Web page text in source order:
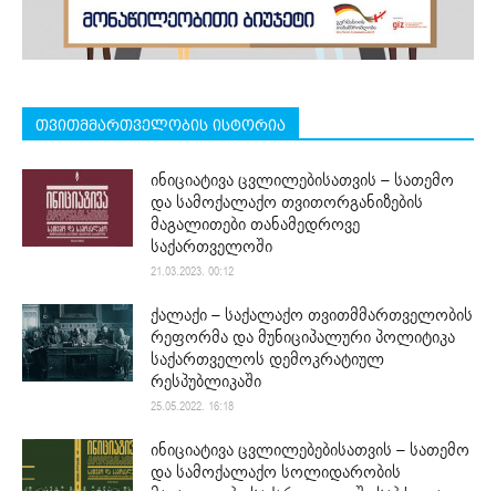
თვითმმართველობის ისტორია
ინიციატივა ცვლილებისათვის – სათემო
და სამოქალაქო თვითორგანიზების
მაგალითები თანამედროვე
საქართველოში
21.03.2023. 00:12
ქალაქი – საქალაქო თვითმმართველობის
რეფორმა და მუნიციპალური პოლიტიკა
საქართველოს დემოკრატიულ
რესპუბლიკაში
25.05.2022. 16:18
ინიციატივა ცვლილებებისათვის – სათემო
და სამოქალაქო სოლიდარობის